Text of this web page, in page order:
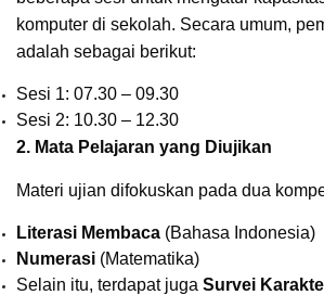
komputer di sekolah. Secara umum,
adalah sebagai berikut:
Sesi 1: 07.30 – 09.30
Sesi 2: 10.30 – 12.30
2. Mata Pelajaran yang Diujikan
Materi ujian difokuskan pada dua
Literasi Membaca (Bahasa Indonesia)
Numerasi (Matematika)
Selain itu, terdapat juga Survei